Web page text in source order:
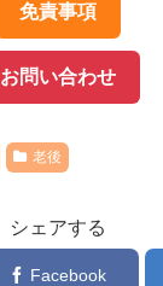
免責事項
お問い合わせ
老後
シェアする
Facebook